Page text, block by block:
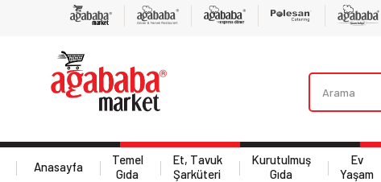
Anasayfa
Temel
Gıda
Et, Tavuk
Şarküteri
Kurutulmuş
Gıda
Ev
Yaşam